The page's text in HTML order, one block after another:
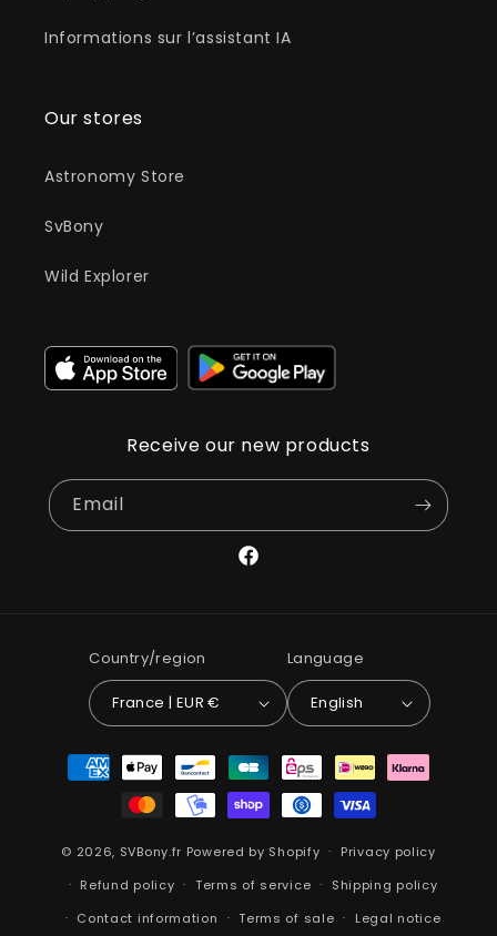
Informations sur l’assistant IA
Our stores
Astronomy Store
SvBony
Wild Explorer
Receive our new products
Email
Facebook
Country/region
France | EUR €
Language
English
Payment
methods
© 2026, SVBony.fr Powered by Shopify
Privacy policy
Refund policy
Terms of service
Shipping policy
Contact information
Terms of sale Legal notice